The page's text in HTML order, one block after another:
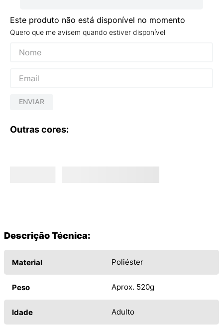
Este produto não está disponível no momento
Quero que me avisem quando estiver disponível
ENVIAR
Outras cores:
Descrição Técnica:
Material Poliéster
Peso Aprox. 520g
Idade Adulto